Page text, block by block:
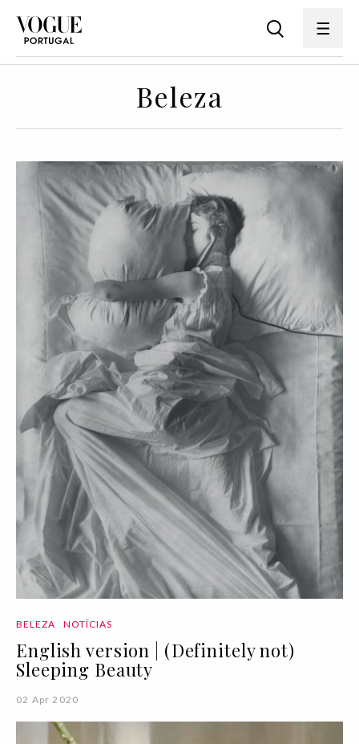
Beleza
BELEZA NOTÍCIAS
English version | (Definitely not)
Sleeping Beauty
02 Apr 2020